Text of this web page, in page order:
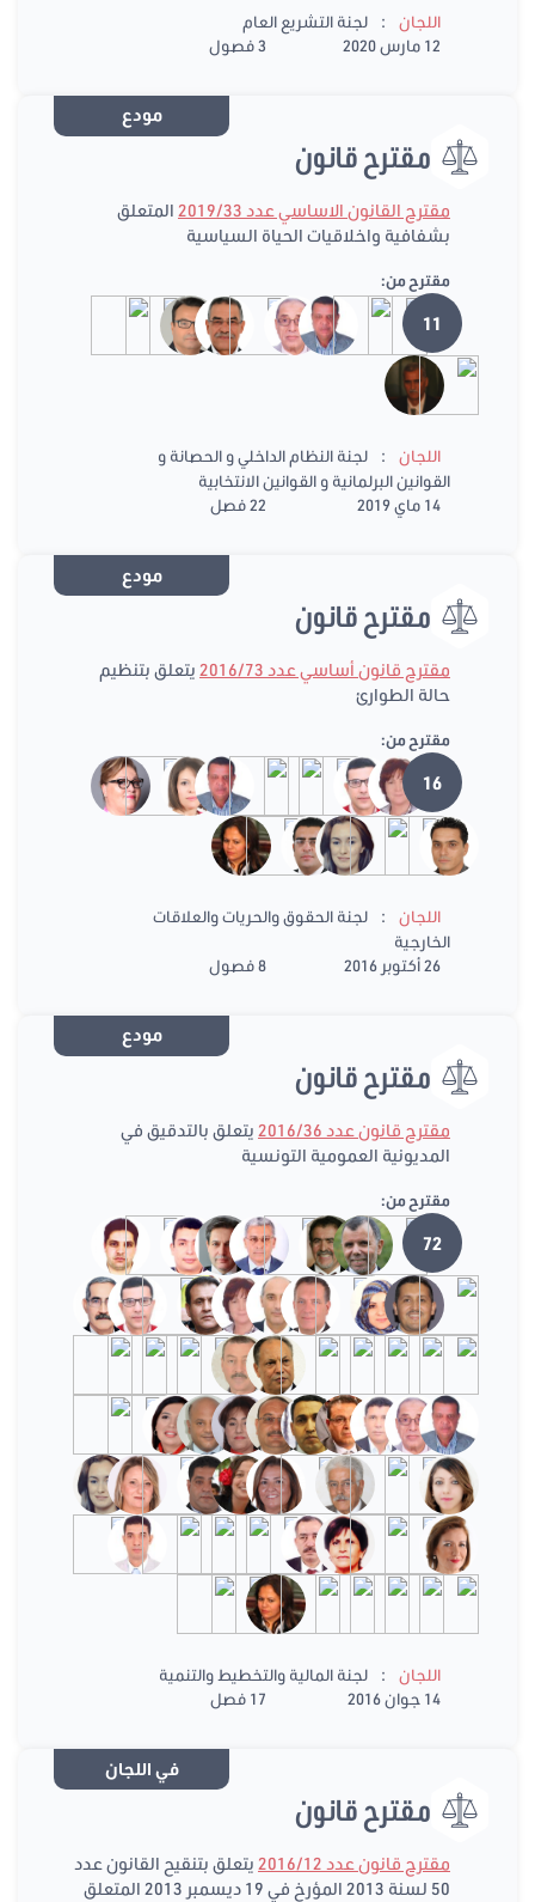
اللجان :
لجنة التشريع العام
12 مارس 2020
3 فصول
مودع
مقترح قانون
مقترح القانون الاساسي عدد 2019/33
المتعلق
بشفافية واخلاقيات الحياة السياسية
مقترح من:
11
اللجان :
لجنة النظام الداخلي و الحصانة و
القوانين البرلمانية و القوانين الانتخابية
14 ماي 2019
22 فصل
مودع
مقترح قانون
مقترح قانون أساسي عدد 2016/73
يتعلق بتنظيم
حالة الطوارئ
مقترح من:
16
اللجان :
لجنة الحقوق والحريات والعلاقات
الخارجية
26 أكتوبر 2016
8 فصول
مودع
مقترح قانون
مقترح قانون عدد 2016/36
يتعلق بالتدقيق في
المديونية العمومية التونسية
مقترح من:
72
اللجان :
لجنة المالية والتخطيط والتنمية
14 جوان 2016
17 فصل
في اللجان
مقترح قانون
مقترح قانون عدد 2016/12
يتعلق بتنقيح القانون عدد
50 لسنة 2013 المؤرخ في 19 ديسمبر 2013 المتعلق